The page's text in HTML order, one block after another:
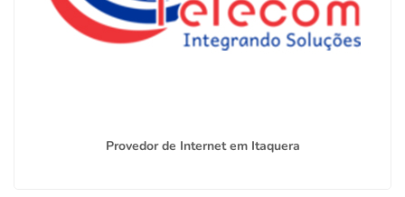
Provedor de Internet em Itaquera